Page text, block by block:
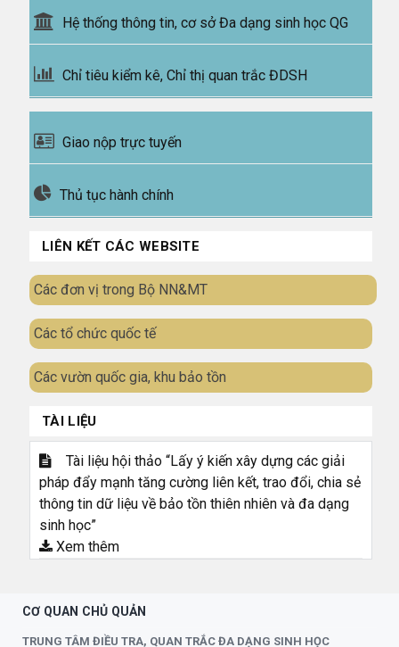
Hệ thống thông tin, cơ sở Đa dạng sinh học QG
Chỉ tiêu kiểm kê, Chỉ thị quan trắc ĐDSH
Giao nộp trực tuyến
Thủ tục hành chính
LIÊN KẾT CÁC WEBSITE
Các đơn vị trong Bộ NN&MT
Các tổ chức quốc tế
Các vườn quốc gia, khu bảo tồn
TÀI LIỆU
Tài liệu hội thảo “Lấy ý kiến xây dựng các giải
pháp đẩy mạnh tăng cường liên kết, trao đổi, chia sẻ
thông tin dữ liệu về bảo tồn thiên nhiên và đa dạng
sinh học”
Xem thêm
CƠ QUAN CHỦ QUẢN
TRUNG TÂM ĐIỀU TRA, QUAN TRẮC ĐA DẠNG SINH HỌC